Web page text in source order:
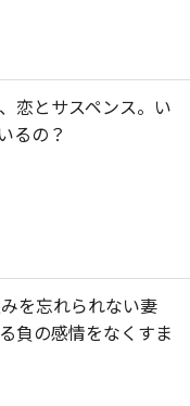
恋とサスペンス。い
るの？
を忘れられない妻
負の感情をなくすま